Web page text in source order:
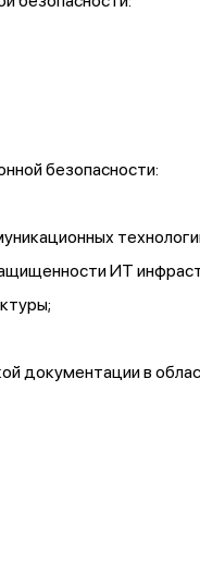
безопасности:
ИТ
документации в